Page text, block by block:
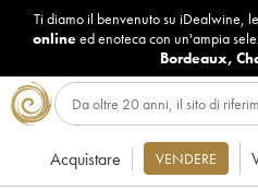
Ti diamo il benvenuto su iDealwine,
onlineed enoteca con un'ampia
Bordeaux,
Acquistare VENDERE